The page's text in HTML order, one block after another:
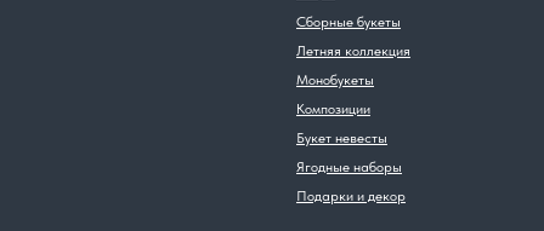
Сборные букеты
Летняя коллекция
Монобукеты
Композиции
Букет невесты
Ягодные наборы
Подарки и декор